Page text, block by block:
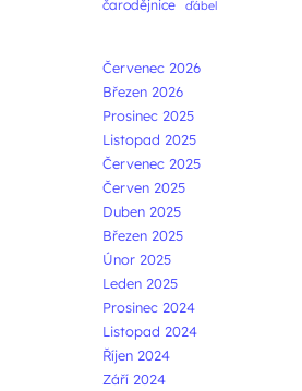
čarodějnice ďábel
Červenec 2026
Březen 2026
Prosinec 2025
Listopad 2025
Červenec 2025
Červen 2025
Duben 2025
Březen 2025
Únor 2025
Leden 2025
Prosinec 2024
Listopad 2024
Říjen 2024
Září 2024